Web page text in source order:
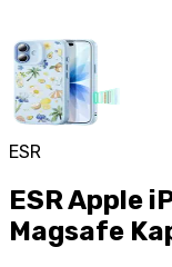
ESR
ESR Apple
Magsafe